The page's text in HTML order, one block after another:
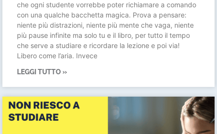
che ogni studente vorrebbe poter richiamare a comando
con una qualche bacchetta magica. Prova a pensare:
niente più distrazioni, niente più mente che vaga, niente
più pause infinite ma solo tu e il libro, per tutto il tempo
che serve a studiare e ricordare la lezione e poi via!
Libero come l’aria. Invece
LEGGI TUTTO »